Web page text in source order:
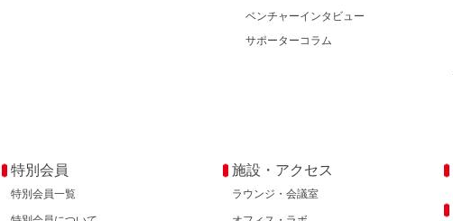
ベンチャーインタビュー
サポーターコラム
特別会員
特別会員一覧
施設・アクセス
ラウンジ・会議室